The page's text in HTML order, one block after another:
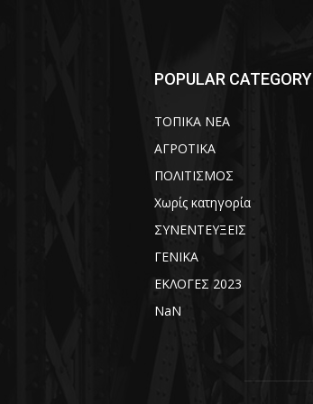
POPULAR CATEGORY
ΤΟΠΙΚΑ ΝΕΑ
ΑΓΡΟΤΙΚΑ
ΠΟΛΙΤΙΣΜΟΣ
Χωρίς κατηγορία
ΣΥΝΕΝΤΕΥΞΕΙΣ
ΓΕΝΙΚΑ
ΕΚΛΟΓΕΣ 2023
NaN